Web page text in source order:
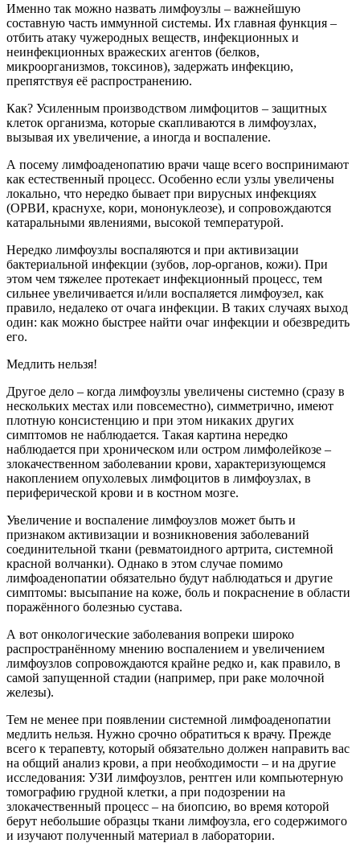
Именно так можно назвать лимфоузлы – важнейшую
составную часть иммунной системы. Их главная функция –
отбить атаку чужеродных веществ, инфекционных и
неинфекционных вражеских агентов (белков,
микроорганизмов, токсинов), задержать инфекцию,
препятствуя её распространению.
Как? Усиленным производством лимфоцитов – защитных
клеток организма, которые скапливаются в лимфоузлах,
вызывая их увеличение, а иногда и воспаление.
А посему лимфоаденопатию врачи чаще всего воспринимают
как естественный процесс. Особенно если узлы увеличены
локально, что нередко бывает при вирусных инфекциях
(ОРВИ, краснухе, кори, мононуклеозе), и сопровождаются
катаральными явлениями, высокой температурой.
Нередко лимфоузлы воспаляются и при активизации
бактериальной инфекции (зубов, лор-органов, кожи). При
этом чем тяжелее протекает инфекционный процесс, тем
сильнее увеличивается и/или воспаляется лимфоузел, как
правило, недалеко от очага инфекции. В таких случаях выход
один: как можно быстрее найти очаг инфекции и обезвредить
его.
Медлить нельзя!
Другое дело – когда лимфоузлы увеличены системно (сразу в
нескольких местах или повсеместно), симметрично, имеют
плотную консистенцию и при этом никаких других
симптомов не наблюдается. Такая картина нередко
наблюдается при хроническом или остром лимфолейкозе –
злокачественном заболевании крови, характеризующемся
накоплением опухолевых лимфоцитов в лимфоузлах, в
периферической крови и в костном мозге.
Увеличение и воспаление лимфоузлов может быть и
признаком активизации и возникновения заболеваний
соединительной ткани (ревматоидного артрита, системной
красной волчанки). Однако в этом случае помимо
лимфоаденопатии обязательно будут наблюдаться и другие
симптомы: высыпание на коже, боль и покраснение в области
поражённого болезнью сустава.
А вот онкологические заболевания вопреки широко
распространённому мнению воспалением и увеличением
лимфоузлов сопровождаются крайне редко и, как правило, в
самой запущенной стадии (например, при раке молочной
железы).
Тем не менее при появлении системной лимфоаденопатии
медлить нельзя. Нужно срочно обратиться к врачу. Прежде
всего к терапевту, который обязательно должен направить вас
на общий анализ крови, а при необходимости – и на другие
исследования: УЗИ лимфоузлов, рентген или компьютерную
томографию грудной клетки, а при подозрении на
злокачественный процесс – на биопсию, во время которой
берут небольшие образцы ткани лимфоузла, его содержимого
и изучают полученный материал в лаборатории.